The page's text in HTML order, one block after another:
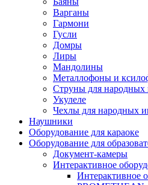
Варганы
Гармони
Гусли
Домры
Лиры
Мандолины
Металлофоны и
Струны для народных
Укулеле
Чехлы для народных
Наушники
Оборудование для караоке
Оборудование для
Документ-камеры
Интерактивное
Интерактивное